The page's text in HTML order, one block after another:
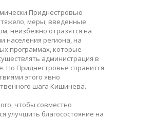
Приднестровью
тяжело, меры, введенные
неизбежно отразятся на
населения региона, на
программах, которые
администрация в
Но Приднестровье справится
этого явно
шага Кишинева.
чтобы совместно
улучшить благосостояние на